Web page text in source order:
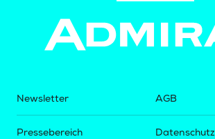
Newsletter
Pressebereich
AGB
Datenschutz